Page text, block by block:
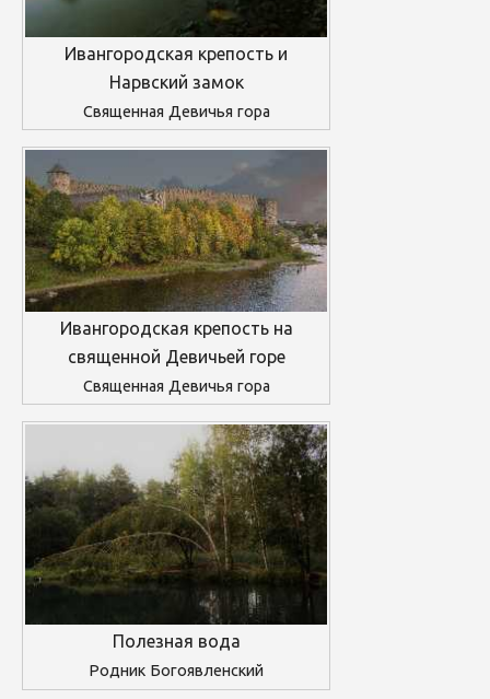
Ивангородская крепость и
Нарвский замок
Священная Девичья гора
Ивангородская крепость на
священной Девичьей горе
Священная Девичья гора
Полезная вода
Родник Богоявленский